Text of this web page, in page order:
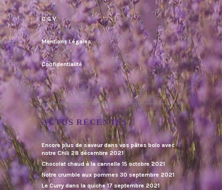
C.G.V.
Mentions Légales
Confidentialité
ACTUS RÉCENTES
Encore plus de saveur dans vos pâtes bolo avec
notre Chili 28 décembre 2021
Chocolat chaud à la cannelle 15 octobre 2021
Notre crumble aux pommes 30 septembre 2021
Le Curry dans la quiche 17 septembre 2021